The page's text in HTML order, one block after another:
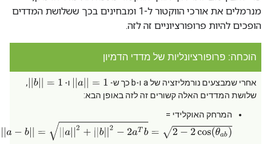
מנרמלים את אורכי הווקטור ל-1 ומבחינים בכך ששלושת המדדים
הופכים להיות פרופורציוניים זה לזה.
הוכחה: פרופורציונליות של מדדי הדמיון
אחרי שמבצעים נורמליזציה של a ו-b כך ש- a|| 1 ו- b| 1
,
שלושת המדדים האלה קשורים זה לזה באופן הבא:
המרחק האוקלידי =
||a =| |a b||2−2aTb=2−2cos(θab)